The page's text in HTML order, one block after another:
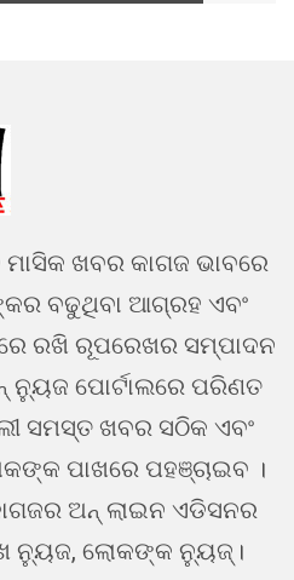
ଖବର କାଗଜ ଭାବରେ
ବଢୁଥିବା ଆଗ୍ରହ ଏବଂ
ରଖି ରୂପରେଖର ସମ୍ପାଦନ
ନ୍ୟୁଜ ପୋର୍ଟାଲରେ ପରିଣତ
ସମସ୍ତ ଖବର ସଠିକ ଏବଂ
ପାଖରେ ପହଞ୍ଚାଇବ ।
ଅନ୍ ଲାଇନ ଏଡିସନର
ନ୍ୟୁଜ, ଲୋକଙ୍କ ନ୍ୟୁଜ୍।